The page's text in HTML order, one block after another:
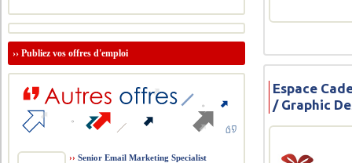
Espace
/ Graphic
››Publiez vos offres d'emploi
›› Senior Email Marketing Specialist